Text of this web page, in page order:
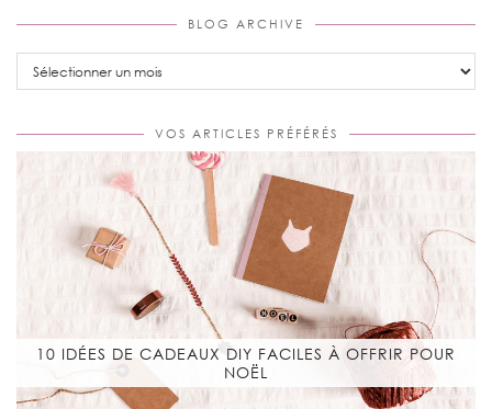
BLOG ARCHIVE
Blog
Archive
VOS ARTICLES PRÉFÉRÉS
10 IDÉES DE CADEAUX DIY FACILES À OFFRIR POUR
NOËL